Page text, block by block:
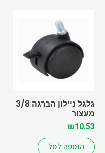
גלגל ניילון הברגה 3/8
מעצור
₪10.53
הוספה לסל